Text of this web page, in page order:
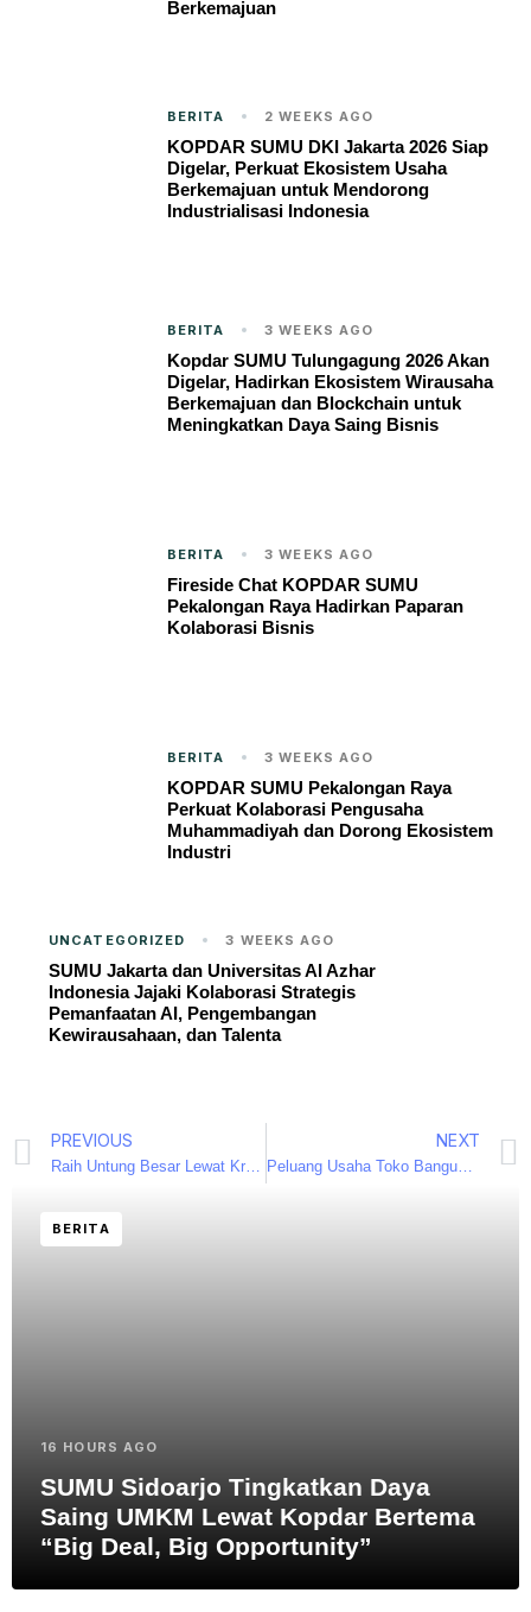
Berkemajuan
BERITA 2 WEEKS AGO
KOPDAR SUMU DKI Jakarta 2026 Siap
Digelar, Perkuat Ekosistem Usaha
Berkemajuan untuk Mendorong
Industrialisasi Indonesia
BERITA 3 WEEKS AGO
Kopdar SUMU Tulungagung 2026 Akan
Digelar, Hadirkan Ekosistem Wirausaha
Berkemajuan dan Blockchain untuk
Meningkatkan Daya Saing Bisnis
BERITA 3 WEEKS AGO
Fireside Chat KOPDAR SUMU
Pekalongan Raya Hadirkan Paparan
Kolaborasi Bisnis
BERITA 3 WEEKS AGO
KOPDAR SUMU Pekalongan Raya
Perkuat Kolaborasi Pengusaha
Muhammadiyah dan Dorong Ekosistem
Industri
UNCATEGORIZED 3 WEEKS AGO
SUMU Jakarta dan Universitas Al Azhar
Indonesia Jajaki Kolaborasi Strategis
Pemanfaatan AI, Pengembangan
Kewirausahaan, dan Talenta
PREVIOUS
Raih Untung Besar Lewat Kreasi Ide Bisnis Olahan Tempe
NEXT
Peluang Usaha Toko Bangunan: Strategi, Modal Awal, dan Tips Agar Cepat Balik Modal
BERITA
16 HOURS AGO
SUMU Sidoarjo Tingkatkan Daya
Saing UMKM Lewat Kopdar Bertema
“Big Deal, Big Opportunity”